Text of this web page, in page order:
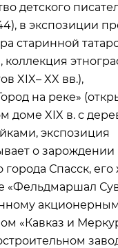
детского
в экспозиции
старинной
коллекция
XIX– XX вв.),
на реке»
доме XIX в. с
экспозиция
о
города Спасск, его
«Фельдмаршал
акционерным
«Кавказ и